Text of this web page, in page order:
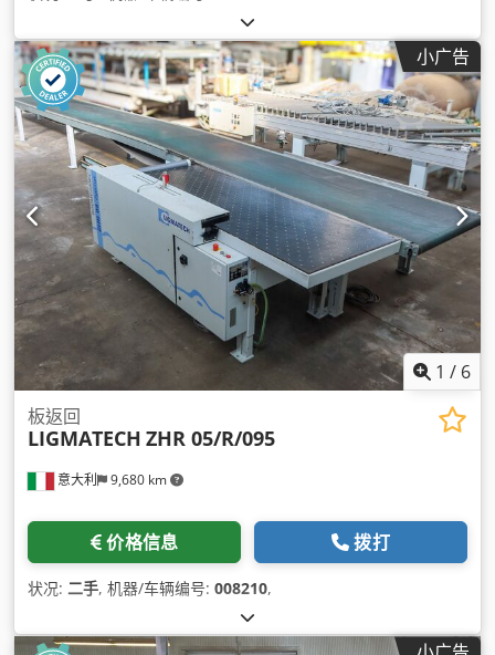
小广告
1 / 6
意大利 9,680 km
板返回
LIGMATECH ZHR 05/R/095
价格信息 拨打
状况: 二手, 机器/车辆编号: 008210,